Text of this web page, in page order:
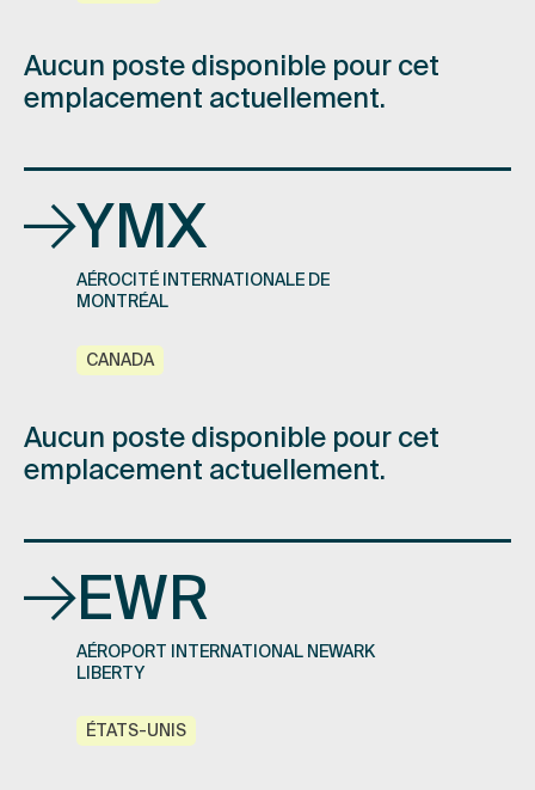
Aucun poste disponible pour cet
emplacement actuellement.
YMX
AÉROCITÉ INTERNATIONALE DE
MONTRÉAL
CANADA
Aucun poste disponible pour cet
emplacement actuellement.
EWR
AÉROPORT INTERNATIONAL NEWARK
LIBERTY
ÉTATS-UNIS